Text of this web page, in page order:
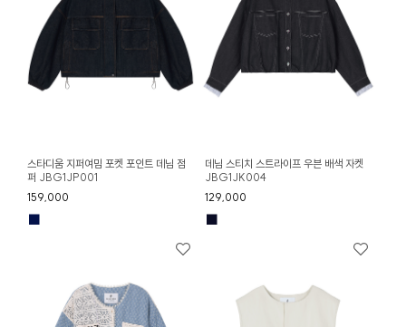
스타디움 지퍼여밈 포켓 포인트 데님 점
퍼 JBG1JP001
159,000
■
데님 스티치 스트라이프 우븐 배색 자켓
JBG1JK004
129,000
■